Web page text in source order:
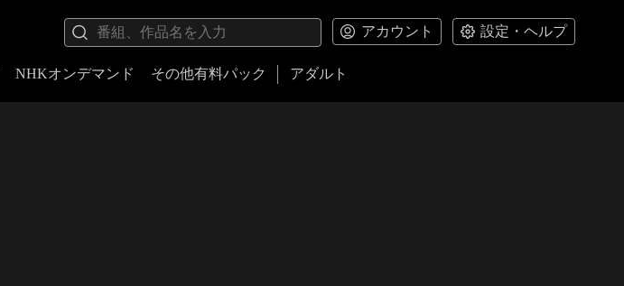
アカウント 設定・ヘルプ
NHKオンデマンド その他有料パック アダルト